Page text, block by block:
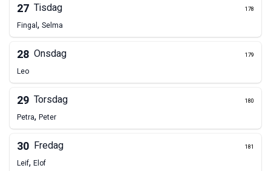
27 Tisdag 178
Fingal, Selma
28 Onsdag 179
Leo
29 Torsdag 180
Petra, Peter
30 Fredag 181
Leif, Elof